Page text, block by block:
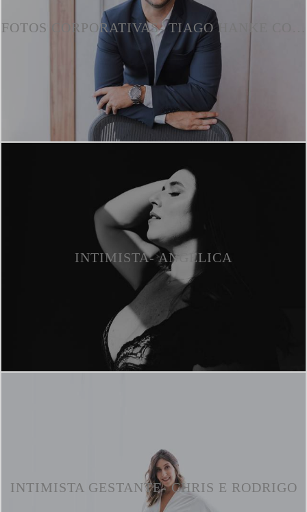
INTIMISTA- ANGÉLICA
INTIMISTA GESTANTE- CHRIS E RODRIGO